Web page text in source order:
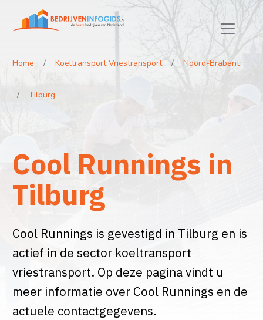
Home Koeltransport Vriestransport Noord-Brabant
Tilburg
Cool Runnings in
Tilburg
Cool Runnings is gevestigd in Tilburg en is
actief in de sector koeltransport
vriestransport. Op deze pagina vindt u
meer informatie over Cool Runnings en de
actuele contactgegevens.